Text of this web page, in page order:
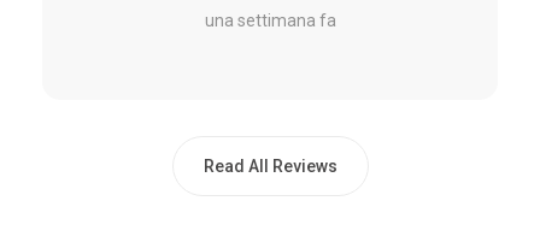
una settimana fa
Read All Reviews